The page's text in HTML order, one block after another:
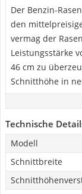
Der Benzin-
den
vermag der
Leistungsstärke
46 cm zu
Schnitthöhe in
Technische
Modell
Schnittbreite